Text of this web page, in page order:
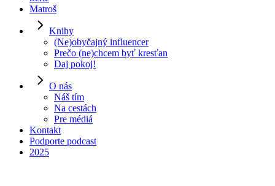
Matroš
Knihy
(Ne)obyčajný influencer
Prečo (ne)chcem byť kresťan
Daj pokoj!
O nás
Náš tím
Na cestách
Pre médiá
Kontakt
Podporte podcast
2025